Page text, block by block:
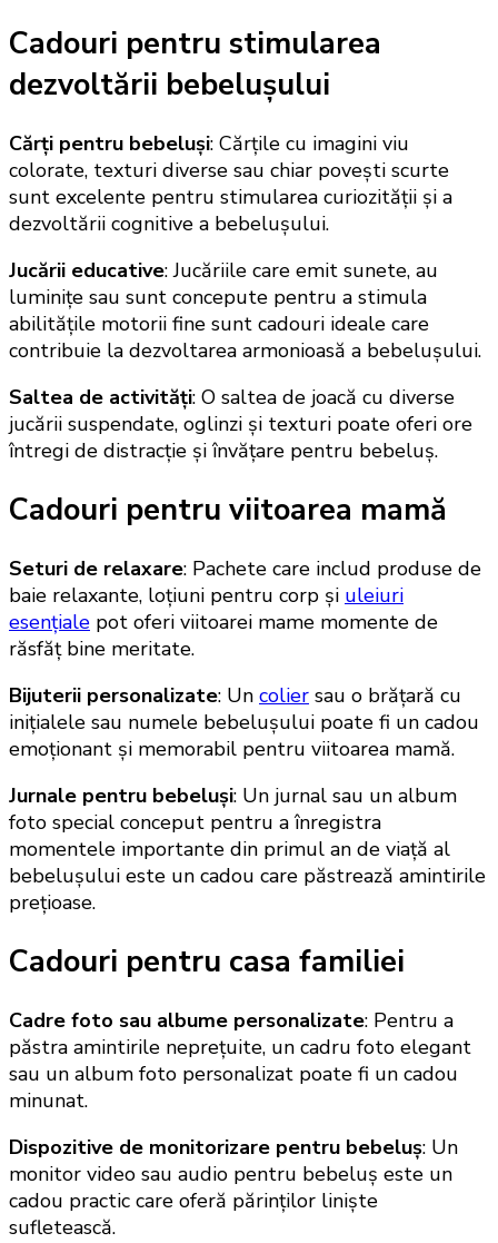
Cadouri pentru stimularea
dezvoltării bebelușului
Cărți pentru bebeluși: Cărțile cu imagini viu
colorate, texturi diverse sau chiar povești scurte
sunt excelente pentru stimularea curiozității și a
dezvoltării cognitive a bebelușului.
Jucării educative: Jucăriile care emit sunete, au
luminițe sau sunt concepute pentru a stimula
abilitățile motorii fine sunt cadouri ideale care
contribuie la dezvoltarea armonioasă a bebelușului.
Saltea de activități: O saltea de joacă cu diverse
jucării suspendate, oglinzi și texturi poate oferi ore
întregi de distracție și învățare pentru bebeluș.
Cadouri pentru viitoarea mamă
Seturi de relaxare: Pachete care includ produse de
baie relaxante, loțiuni pentru corp și uleiuri
esențiale pot oferi viitoarei mame momente de
răsfăț bine meritate.
Bijuterii personalizate: Un colier sau o brățară cu
inițialele sau numele bebelușului poate fi un cadou
emoționant și memorabil pentru viitoarea mamă.
Jurnale pentru bebeluși: Un jurnal sau un album
foto special conceput pentru a înregistra
momentele importante din primul an de viață al
bebelușului este un cadou care păstrează amintirile
prețioase.
Cadouri pentru casa familiei
Cadre foto sau albume personalizate: Pentru a
păstra amintirile neprețuite, un cadru foto elegant
sau un album foto personalizat poate fi un cadou
minunat.
Dispozitive de monitorizare pentru bebeluș: Un
monitor video sau audio pentru bebeluș este un
cadou practic care oferă părinților liniște
sufletească.